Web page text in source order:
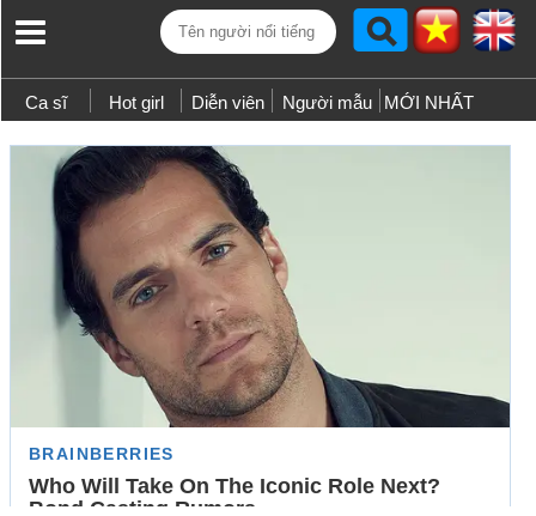
Ca sĩ Hot girl Diễn viên Người mẫu MỚI NHẤT